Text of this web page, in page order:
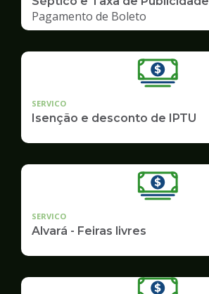
Pagamento de Boleto
SERVICO
Isenção e desconto de IPTU
SERVICO
Alvará - Feiras livres